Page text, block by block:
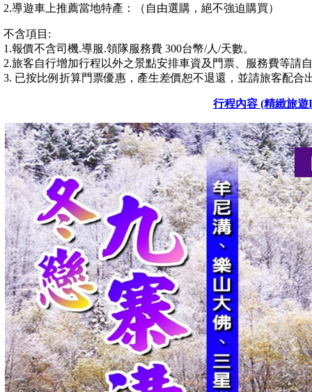
2.導遊車上推薦當地特產：（自由選購，絕不強迫購買）
不含項目:
1.報價不含司機.導服.領隊服務費 300台幣/人/天數。
2.旅客自行增加行程以外之景點安排車資及門票、服務費等請
3. 已按比例折算門票優惠，產生差價恕不退還，並請旅客配合
行程內容 (精緻旅遊